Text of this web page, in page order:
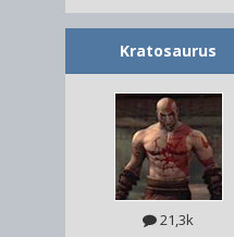
Kratosaurus
21,3k